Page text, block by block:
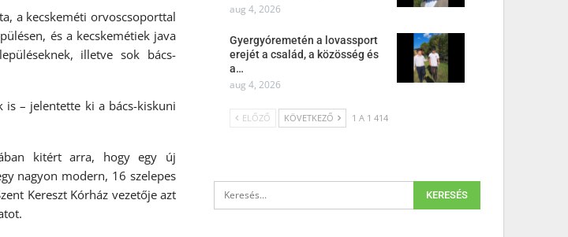
a kecskeméti orvoscsoporttal
és a kecskemétiek java
illetve sok bács-
– jelentette ki a bács-kiskuni
kitért arra, hogy egy új
nagyon modern, 16 szelepes
Kereszt Kórház vezetője azt
aug 4, 2026
Gyergyóremetén a lovassport
erejét a család, a közösség és
a…
aug 4, 2026
ELŐZŐ KÖVETKEZŐ 1 A 1 414